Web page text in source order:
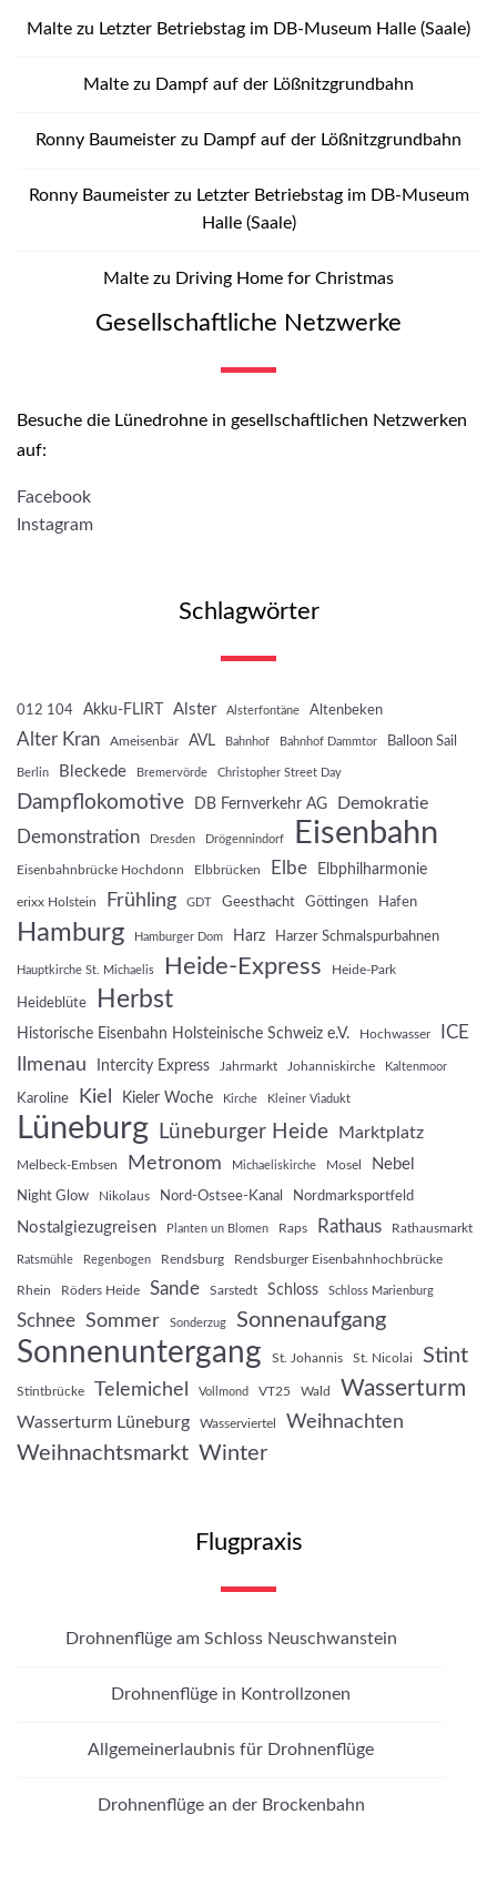
Malte zu Letzter Betriebstag im DB-Museum Halle (Saale)
Malte zu Dampf auf der Lößnitzgrundbahn
Ronny Baumeister zu Dampf auf der Lößnitzgrundbahn
Ronny Baumeisterzu Letzter Betriebstag im DB-Museum
Halle (Saale)
Malte zu Driving Home for Christmas
Gesellschaftliche Netzwerke
Besuche die Lünedrohne in gesellschaftlichen Netzwerken
auf:
Facebook
Instagram
Schlagwörter
012 104 Akku-FLIRT Alster Alsterfontäne Altenbeken
Alter Kran Ameisenbär AVL Bahnhof Bahnhof Dammtor Balloon Sail
Berlin Bleckede Bremervörde Christopher Street Day
Dampflokomotive DB Fernverkehr AG Demokratie
Demonstration Dresden Drögennindorf Eisenbahn
Eisenbahnbrücke Hochdonn Elbbrücken Elbe Elbphilharmonie
erixx Holstein Frühling GDT Geesthacht Göttingen Hafen
Hamburg Hamburger Dom Harz Harzer Schmalspurbahnen
Hauptkirche St. Michaelis Heide-Express Heide-Park
Heideblüte Herbst
Historische Eisenbahn Holsteinische Schweiz e.V. Hochwasser ICE
Ilmenau Intercity Express Jahrmarkt Johanniskirche Kaltenmoor
Karoline Kiel Kieler Woche Kirche Kleiner Viadukt
Lüneburg Lüneburger Heide Marktplatz
Melbeck-Embsen Metronom Michaeliskirche Mosel Nebel
Night Glow Nikolaus Nord-Ostsee-Kanal Nordmarksportfeld
Nostalgiezugreisen Planten un Blomen Raps Rathaus Rathausmarkt
Ratsmühle Regenbogen Rendsburg Rendsburger Eisenbahnhochbrücke
Rhein Röders Heide Sande Sarstedt Schloss Schloss Marienburg
Schnee Sommer Sonderzug Sonnenaufgang
Sonnenuntergang St. Johannis St. Nicolai Stint
Stintbrücke Telemichel Vollmond VT25 Wald Wasserturm
Wasserturm Lüneburg Wasserviertel Weihnachten
Weihnachtsmarkt Winter
Flugpraxis
Drohnenflüge am Schloss Neuschwanstein
Drohnenflüge in Kontrollzonen
Allgemeinerlaubnis für Drohnenflüge
Drohnenflüge an der Brockenbahn